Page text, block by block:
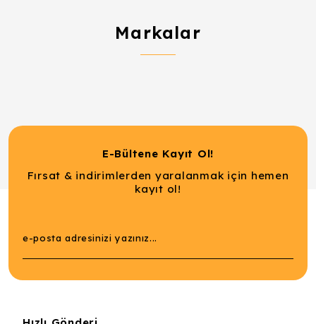
Markalar
E-Bültene Kayıt Ol!
Fırsat & indirimlerden yaralanmak için hemen
kayıt ol!